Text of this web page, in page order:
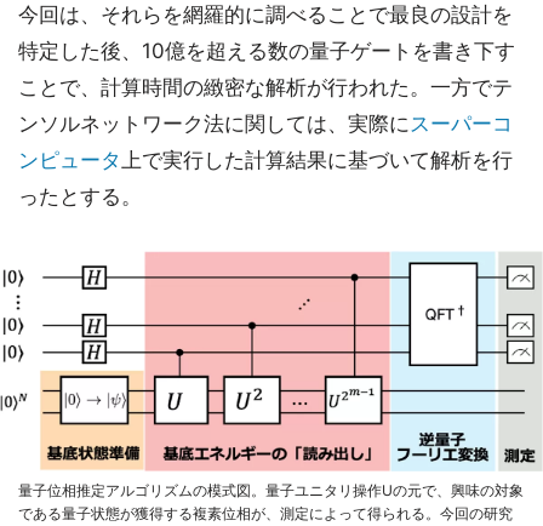
今回は、それらを網羅的に調べることで最良の設計を
特定した後、10億を超える数の量子ゲートを書き下す
ことで、計算時間の緻密な解析が行われた。一方でテ
ンソルネットワーク法に関しては、実際に スーパーコ
ンピュータ 上で実行した計算結果に基づいて解析を行
ったとする。
量子位相推定アルゴリズムの模式図。量子ユニタリ操作Uの元で、興味の対象
である量子状態が獲得する複素位相が、測定によって得られる。今回の研究